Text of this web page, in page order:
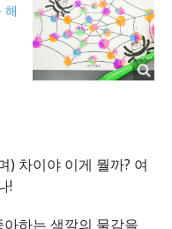
해
) 차이야 이게 뭘까? 여
!
하는 색깔의 물감을